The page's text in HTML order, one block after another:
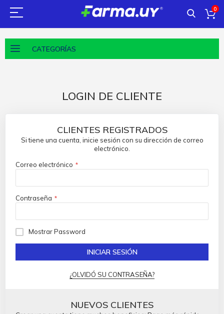
0
CATEGORÍAS
LOGIN DE CLIENTE
CLIENTES REGISTRADOS
Si tiene una cuenta, inicie sesión con su dirección de correo
electrónico.
Correo electrónico
Contraseña
Mostrar Password
INICIAR SESIÓN
¿OLVIDÓ SU CONTRASEÑA?
NUEVOS CLIENTES